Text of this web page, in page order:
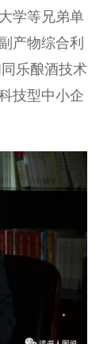
学等兄弟单
产物综合利
乐酿酒技术
技型中小企